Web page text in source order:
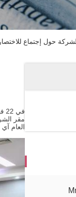
حول إجتماع للاختصار
مقر
العام